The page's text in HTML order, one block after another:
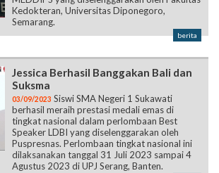
Kedokteran, Universitas Diponegoro,
Semarang.
berita
Jessica Berhasil Banggakan Bali dan
Suksma
03/09/2023 Siswi SMA Negeri 1 Sukawati
berhasil meraih prestasi medali emas di
tingkat nasional dalam perlombaan Best
Speaker LDBI yang diselenggarakan oleh
Puspresnas. Perlombaan tingkat nasional ini
dilaksanakan tanggal 31 Juli 2023 sampai 4
Agustus 2023 di UPJ Serang, Banten.